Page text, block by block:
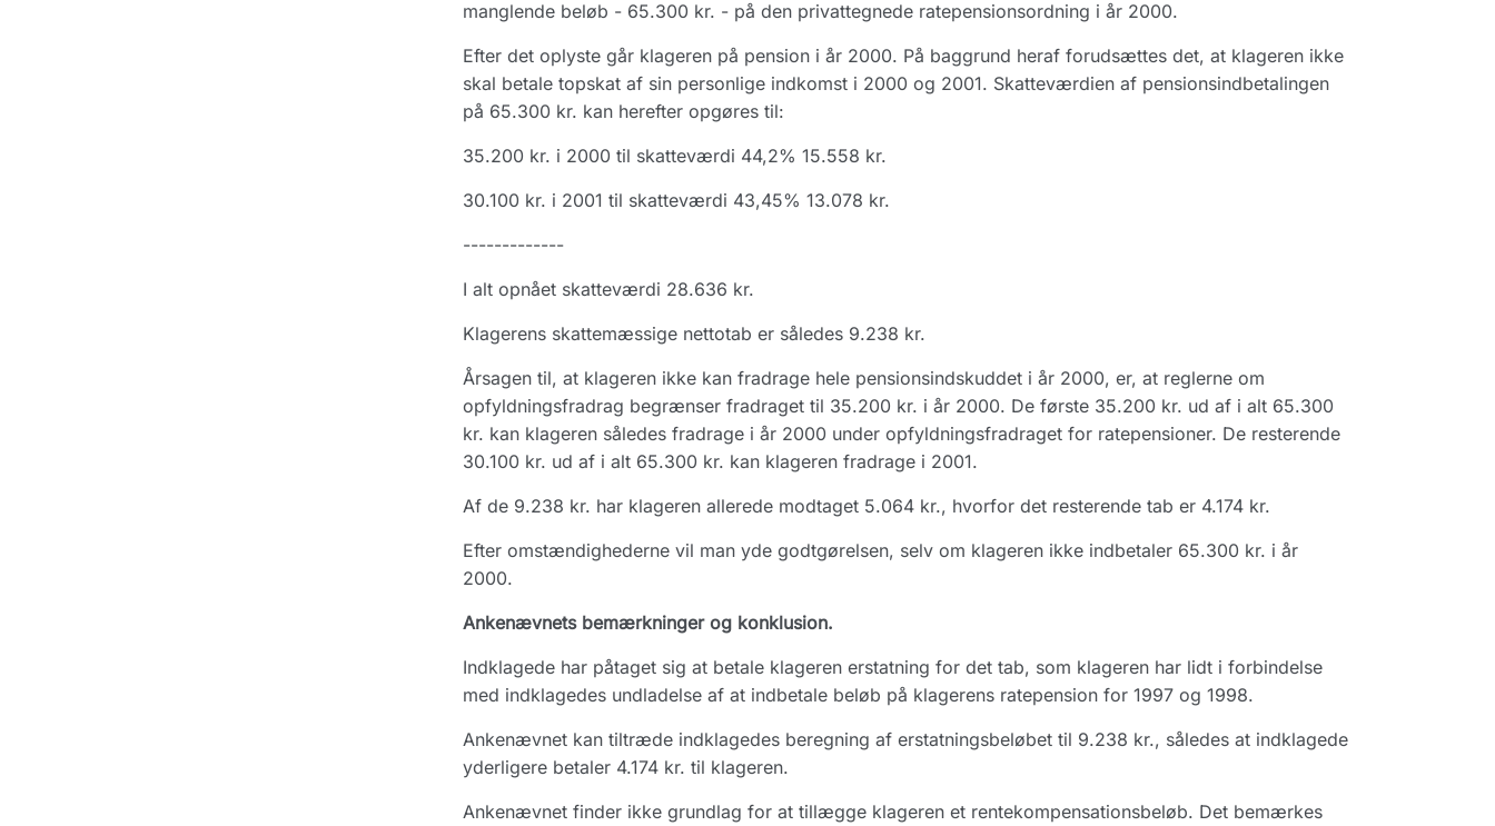
manglende beløb - 65.300 kr. - på den privattegnede ratepensionsordning i år 2000.
Efter det oplyste går klageren på pension i år 2000. På baggrund heraf forudsættes det, at klageren ikke
skal betale topskat af sin personlige indkomst i 2000 og 2001. Skatteværdien af pensionsindbetalingen
på 65.300 kr. kan herefter opgøres til:
35.200 kr. i 2000 til skatteværdi 44,2% 15.558 kr.
30.100 kr. i 2001 til skatteværdi 43,45% 13.078 kr.
-------------
I alt opnået skatteværdi 28.636 kr.
Klagerens skattemæssige nettotab er således 9.238 kr.
Årsagen til, at klageren ikke kan fradrage hele pensionsindskuddet i år 2000, er, at reglerne om
opfyldningsfradrag begrænser fradraget til 35.200 kr. i år 2000. De første 35.200 kr. ud af i alt 65.300
kr. kan klageren således fradrage i år 2000 under opfyldningsfradraget for ratepensioner. De resterende
30.100 kr. ud af i alt 65.300 kr. kan klageren fradrage i 2001.
Af de 9.238 kr. har klageren allerede modtaget 5.064 kr., hvorfor det resterende tab er 4.174 kr.
Efter omstændighederne vil man yde godtgørelsen, selv om klageren ikke indbetaler 65.300 kr. i år
2000.
Ankenævnets bemærkninger og konklusion.
Indklagede har påtaget sig at betale klageren erstatning for det tab, som klageren har lidt i forbindelse
med indklagedes undladelse af at indbetale beløb på klagerens ratepension for 1997 og 1998.
Ankenævnet kan tiltræde indklagedes beregning af erstatningsbeløbet til 9.238 kr., således at indklagede
yderligere betaler 4.174 kr. til klageren.
Ankenævnet finder ikke grundlag for at tillægge klageren et rentekompensationsbeløb. Det bemærkes